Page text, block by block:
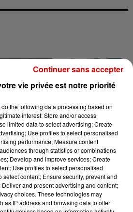
LOREEN
Tattoo
12h34
12h34
JEREMY FREROT
Frerot
vie privée est notre priorité
do the following data processing based on
interest: Store and/or access
limited data to select advertising; Create
Use profiles to select personalised
performance; Measure content
through statistics or combinations
Develop and improve services; Create
Use profiles to select personalised
select content; Ensure security, prevent and
and present advertising and content;
choices. These technologies may
as IP address and browsing data to offer
Continuer sans accepter